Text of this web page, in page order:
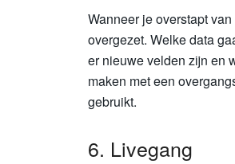
Wanneer je overstapt
overgezet. Welke data
er nieuwe velden zijn en
maken met een
gebruikt.
6. Livegang